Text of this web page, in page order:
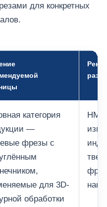
для конкретных
категория
—
фрезы с
для 3D-
обработки